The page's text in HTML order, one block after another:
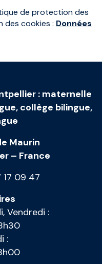
de protection des
des cookies : Données
: maternelle
, collège bilingue,
Maurin
– France
17 09 47
Vendredi :
: